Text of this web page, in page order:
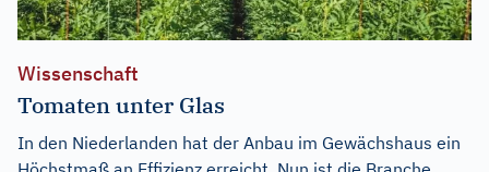
Wissenschaft
Tomaten unter Glas
In den Niederlanden hat der Anbau im Gewächshaus ein